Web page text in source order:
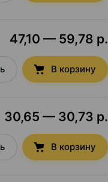
47,10 — 59,78 р.
В корзину
30,65 — 30,73 р.
В корзину